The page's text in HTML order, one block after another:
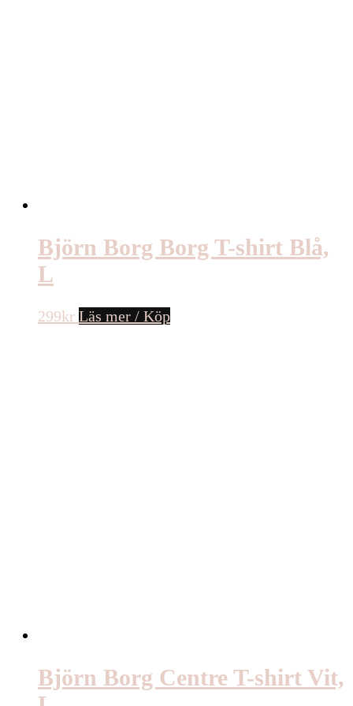
Björn Borg Borg T-shirt Blå,
L
299kr Läs mer / Köp
Björn Borg Centre T-shirt Vit,